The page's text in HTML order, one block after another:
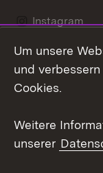
Instagram
Social Wall
Um unsere
und
Cookies.
Weitere
unserer